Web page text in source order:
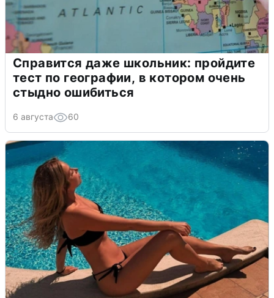
Справится даже школьник: пройдите
тест по географии, в котором очень
стыдно ошибиться
6 августа 60